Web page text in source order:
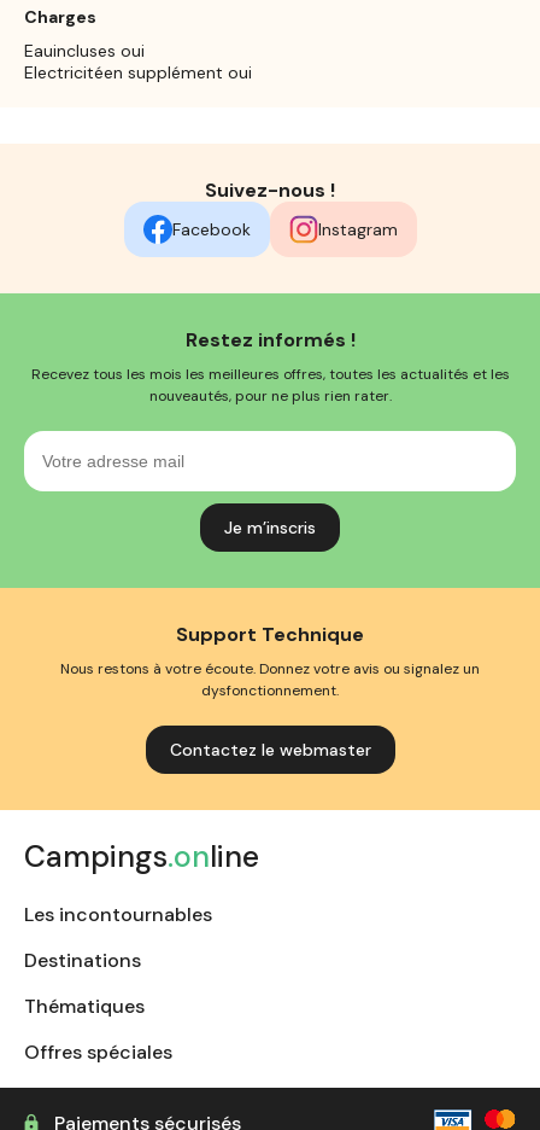
Charges
Eauincluses oui
Electricitéen supplément oui
Suivez-nous !
Facebook Instagram
Restez informés !
Recevez tous les mois les meilleures offres, toutes les actualités et les
nouveautés, pour ne plus rien rater.
Votre
adresse
mail
Support Technique
Nous restons à votre écoute. Donnez votre avis ou signalez un
dysfonctionnement.
Contactez le webmaster
Campings.online
Les incontournables
Destinations
Thématiques
Offres spéciales
Paiements sécurisés